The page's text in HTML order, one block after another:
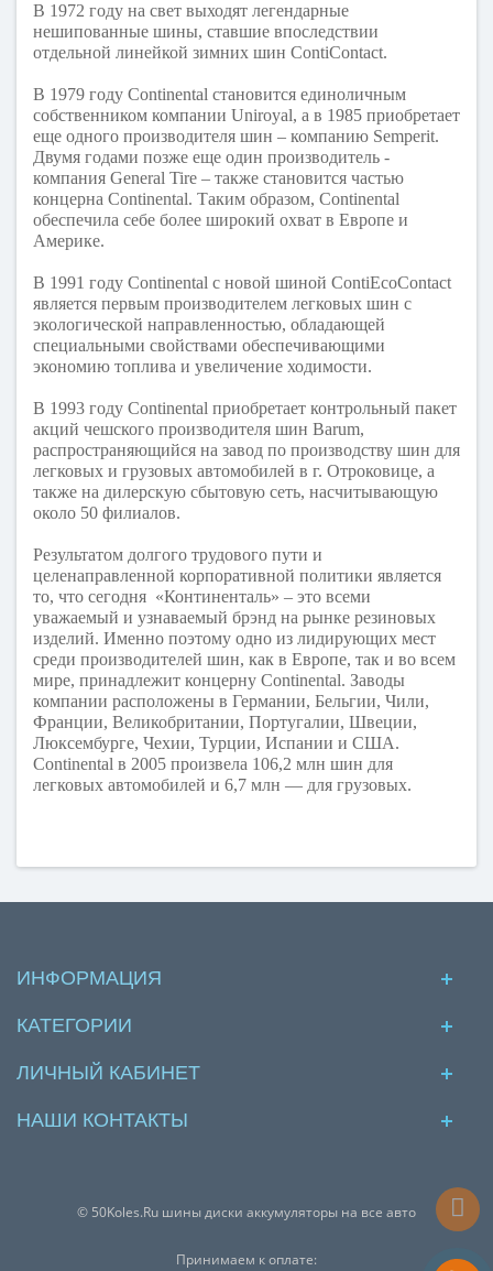
В 1972 году на свет выходят легендарные
нешипованные шины, ставшие впоследствии
отдельной линейкой зимних шин ContiContact.
В 1979 году Continental становится единоличным
собственником компании Uniroyal, а в 1985 приобретает
еще одного производителя шин – компанию Semperit.
Двумя годами позже еще один производитель -
компания General Tire – также становится частью
концерна Continental. Таким образом, Continental
обеспечила себе более широкий охват в Европе и
Америке.
В 1991 году Continental с новой шиной ContiEcoContact
является первым производителем легковых шин с
экологической направленностью, обладающей
специальными свойствами обеспечивающими
экономию топлива и увеличение ходимости.
В 1993 году Continental приобретает контрольный пакет
акций чешского производителя шин Barum,
распространяющийся на завод по производству шин для
легковых и грузовых автомобилей в г. Отроковице, а
также на дилерскую сбытовую сеть, насчитывающую
около 50 филиалов.
Результатом долгого трудового пути и
целенаправленной корпоративной политики является
то, что сегодня «Континенталь» – это всеми
уважаемый и узнаваемый брэнд на рынке резиновых
изделий. Именно поэтому одно из лидирующих мест
среди производителей шин, как в Европе, так и во всем
мире, принадлежит концерну Continental. Заводы
компании расположены в Германии, Бельгии, Чили,
Франции, Великобритании, Португалии, Швеции,
Люксембурге, Чехии, Турции, Испании и США.
Continental в 2005 произвела 106,2 млн шин для
легковых автомобилей и 6,7 млн — для грузовых.
ИНФОРМАЦИЯ
КАТЕГОРИИ
ЛИЧНЫЙ КАБИНЕТ
НАШИ КОНТАКТЫ
© 50Koles.Ru шины диски аккумуляторы на все авто
Принимаем к оплате: